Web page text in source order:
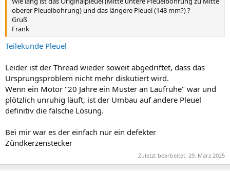
oberer Pleuelbohrung) und das längere Pleuel (148 mm?) ?
Gruß
Frank
Teilekunde Pleuel
Leider ist der Thread wieder soweit abgedriftet, dass das
Ursprungsproblem nicht mehr diskutiert wird.
Wenn ein Motor "20 Jahre ein Muster an Laufruhe" war und
plötzlich unruhig läuft, ist der Umbau auf andere Pleuel
definitiv die falsche Lösung.
Bei mir war es der einfach nur ein defekter
Zündkerzenstecker
Zuletzt bearbeitet: 29. März 2025